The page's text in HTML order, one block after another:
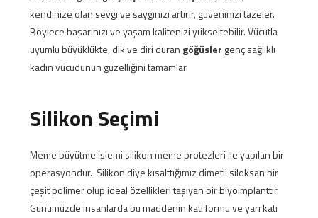
kendinize olan sevgi ve saygınızı artırır, güveninizi tazeler.
Böylece başarınızı ve yaşam kalitenizi yükseltebilir. Vücutla
uyumlu büyüklükte, dik ve diri duran göğüsler genç sağlıklı
kadın vücudunun güzelliğini tamamlar.
Silikon Seçimi
Meme büyütme işlemi silikon meme protezleri ile yapılan bir
operasyondur. Silikon diye kısalttığımız dimetil siloksan bir
çeşit polimer olup ideal özellikleri taşıyan bir biyoimplanttır.
Günümüzde insanlarda bu maddenin katı formu ve yarı katı